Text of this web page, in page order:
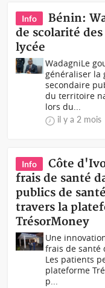
Info
Bénin:
de scolarité
lycée
WadagniLe
généraliser la
secondaire
du territoire
lors du...
il y a 2 mois
Info
Côte
frais de santé
publics de
travers la
TrésorMoney
Une
frais de santé
Les patients
plateforme
p...